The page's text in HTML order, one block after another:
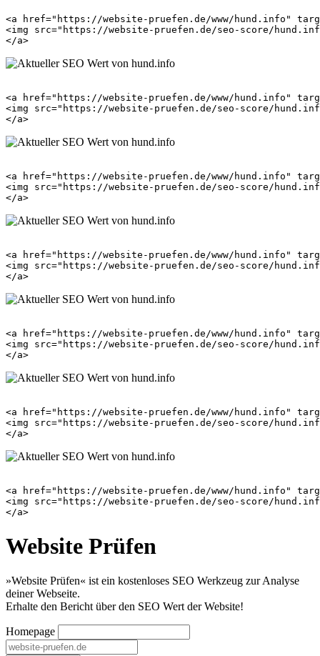
<a href="https://website-pruefen.de/www/hund.info"
<img src="https://website-pruefen.de/seo-score/
<a href="https://website-pruefen.de/www/hund.info"
<img src="https://website-pruefen.de/seo-score/
<a href="https://website-pruefen.de/www/hund.info"
<img src="https://website-pruefen.de/seo-score/
<a href="https://website-pruefen.de/www/hund.info"
<img src="https://website-pruefen.de/seo-score/
<a href="https://website-pruefen.de/www/hund.info"
<img src="https://website-pruefen.de/seo-score/
<a href="https://website-pruefen.de/www/hund.info"
<img src="https://website-pruefen.de/seo-score/
<a href="https://website-pruefen.de/www/hund.info"
<img src="https://website-pruefen.de/seo-score/
Website Prüfen
»Website Prüfen« ist ein kostenloses SEO Werkzeug zur Analyse
deiner Webseite.
Erhalte den Bericht über den SEO Wert der Website!
Homepage